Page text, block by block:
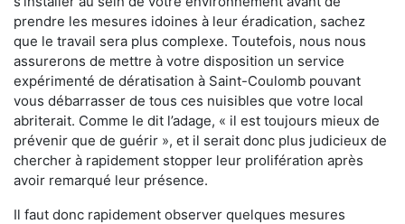
prendre les mesures idoines à leur éradication, sachez
que le travail sera plus complexe. Toutefois, nous nous
assurerons de mettre à votre disposition un service
expérimenté de dératisation à Saint-Coulomb pouvant
vous débarrasser de tous ces nuisibles que votre local
abriterait. Comme le dit l’adage, « il est toujours mieux de
prévenir que de guérir », et il serait donc plus judicieux de
chercher à rapidement stopper leur prolifération après
avoir remarqué leur présence.
Il faut donc rapidement observer quelques mesures